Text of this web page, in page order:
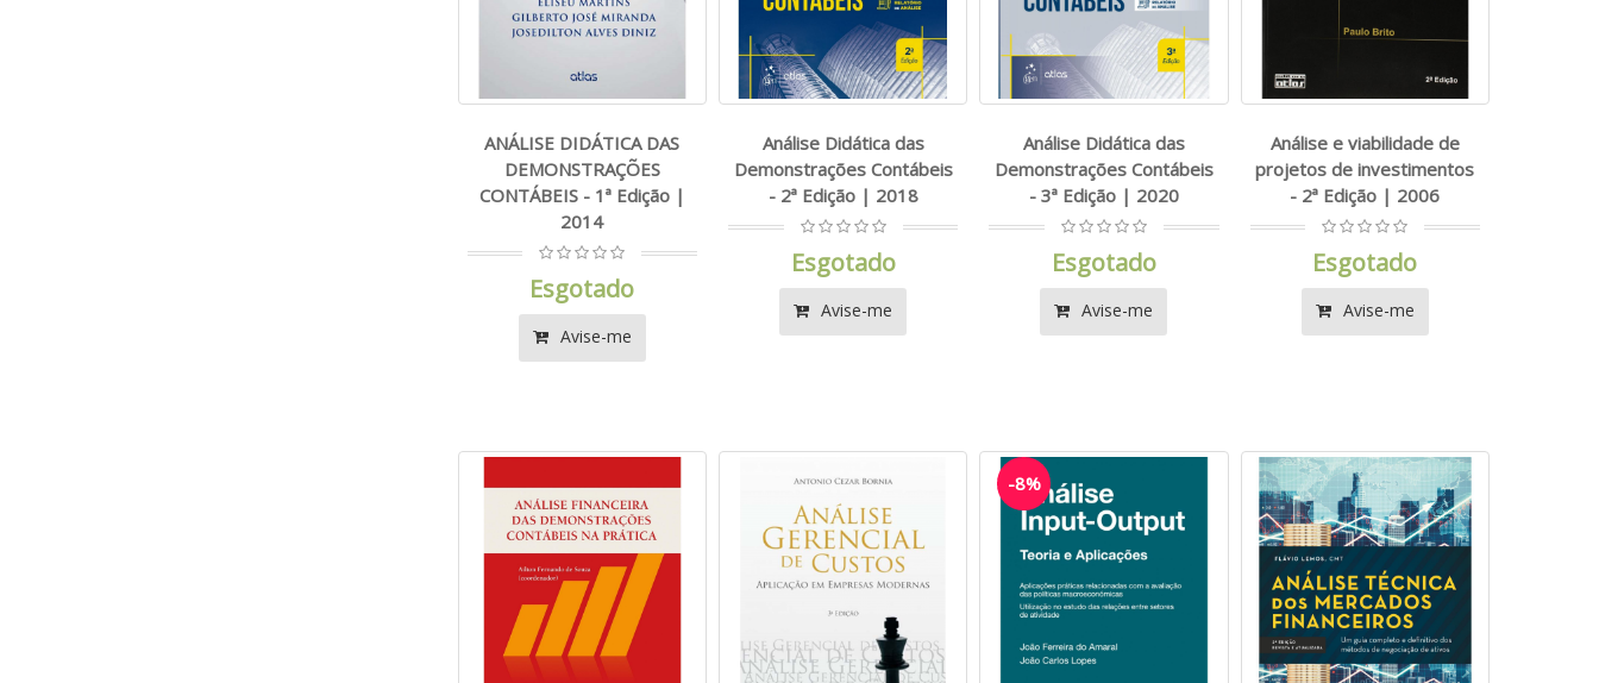
ANÁLISE DIDÁTICA DAS
DEMONSTRAÇÕES
CONTÁBEIS - 1ª Edição |
2014
Esgotado
Avise-me
Análise Didática das
Demonstrações Contábeis
- 2ª Edição | 2018
Esgotado
Avise-me
Análise Didática das
Demonstrações Contábeis
- 3ª Edição | 2020
Esgotado
Avise-me
Análise e viabilidade de
projetos de investimentos
- 2ª Edição | 2006
Esgotado
Avise-me
-8%